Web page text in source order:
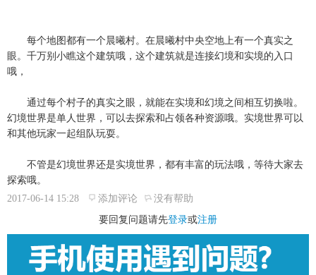
每个地图都有一个晨曦村。在晨曦村中央空地上有一个真实之
眼。千万别小瞧这个建筑哦，这个建筑就是连接幻境和实境的入口
哦，
通过每个村子的真实之眼，就能在实境和幻境之间相互切换啦。
幻境世界是单人世界，可以去探索和占领各种资源哦。实境世界可以
和其他玩家一起组队玩耍。
不管是幻境世界还是实境世界，都有丰富的玩法哦，等待大家去
探索哦。
2017-06-14 15:28
添加评论
没有帮助
要回复问题请先登录或注册